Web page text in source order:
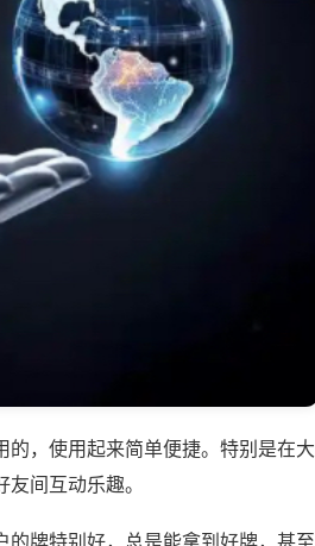
，使用起来简单便捷。特别是在大
间互动乐趣。
牌特别好，总是能拿到好牌，甚至